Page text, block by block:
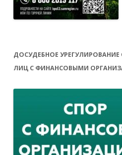
ДОСУДЕБНОЕ
ЛИЦ С ФИНАНСОВЫМИ